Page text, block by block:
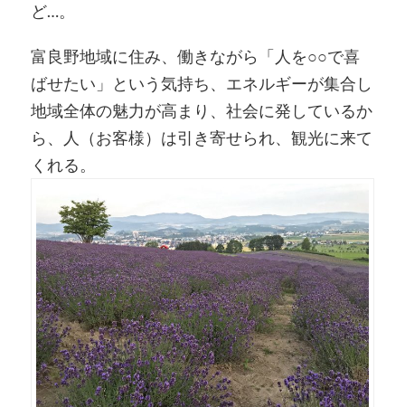
ど…。
富良野地域に住み、働きながら「人を○○で喜
ばせたい」という気持ち、エネルギーが集合し
地域全体の魅力が高まり、社会に発しているか
ら、人（お客様）は引き寄せられ、観光に来て
くれる。